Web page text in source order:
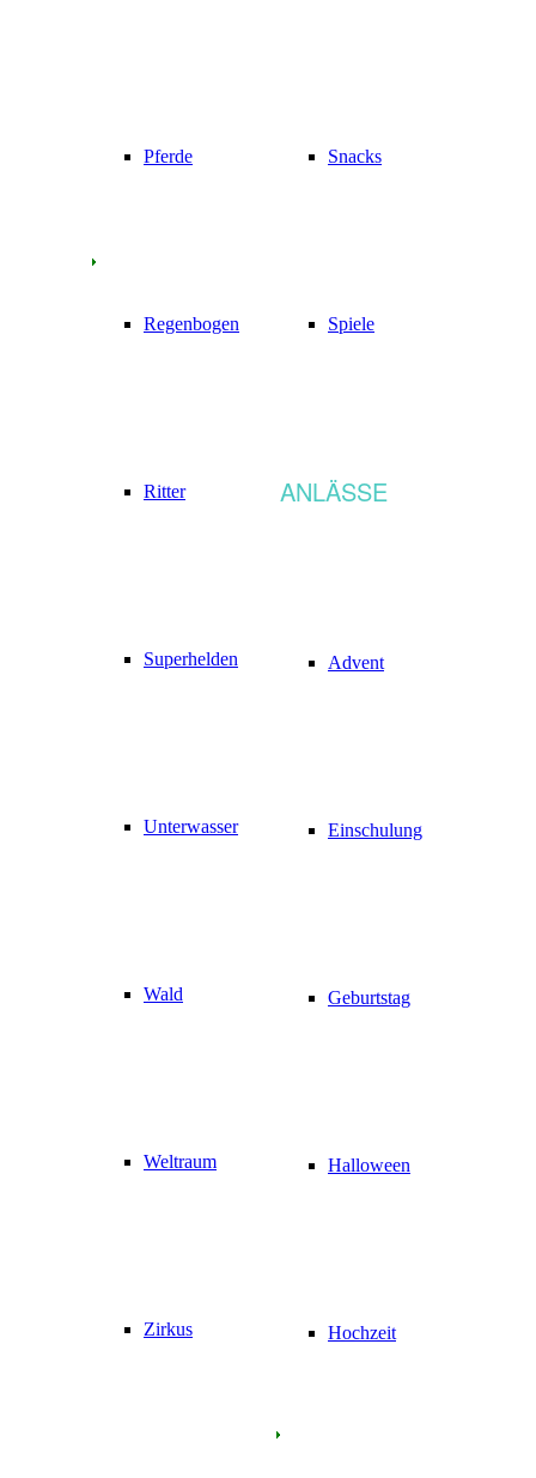
Pferde
Regenbogen
Ritter
Superhelden
Unterwasser
Wald
Weltraum
Zirkus
Snacks
Spiele
ANLÄSSE
Advent
Einschulung
Geburtstag
Halloween
Hochzeit